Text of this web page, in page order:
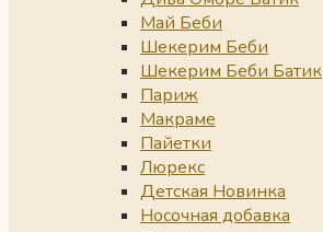
Май Беби
Шекерим Беби
Шекерим Беби Батик
Париж
Макраме
Пайетки
Люрекс
Детская Новинка
Носочная добавка